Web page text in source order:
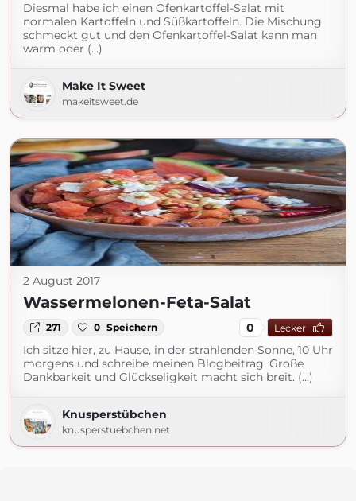
Diesmal habe ich einen Ofenkartoffel-Salat mit
normalen Kartoffeln und Süßkartoffeln. Die Mischung
schmeckt gut und den Ofenkartoffel-Salat kann man
warm oder (...)
Make It Sweet
makeitsweet.de
2 August 2017
Wassermelonen-Feta-Salat
271 0 Speichern 0 Lecker
Ich sitze hier, zu Hause, in der strahlenden Sonne, 10 Uhr
morgens und schreibe meinen Blogbeitrag. Große
Dankbarkeit und Glückseligkeit macht sich breit. (...)
Knusperstübchen
knusperstuebchen.net